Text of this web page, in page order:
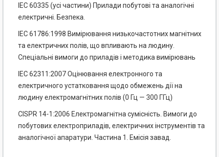
IEC 60335 (усі частини) Прилади побутові та аналогічні
електричні. Безпека.
ІЕС 61786:1998 Вимірювання низькочастотних магнітних
та електричних полів, що впливають на людину.
Спеціальні вимоги до приладів і методика вимірювань
ІЕС 62311:2007 Оцінювання електронного та
електричного устатковання щодо обмежень дії на
людину електромагнітних полів (0 Гц — 300 ГГц)
CISPR 14-1:2006 Електромагнітна сумісність. Вимоги до
побутових електроприладів, електричних інструментів та
аналогічної апаратури. Частина 1. Емісія завад.